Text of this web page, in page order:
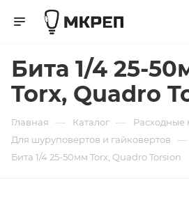
Бита 1/4 25-
Torx, Quadro
Главная — Каталог — Расходные
Для шуруповертов и гайковертов —
Бита 1/4 25-50мм Torx, Quadro Torsion